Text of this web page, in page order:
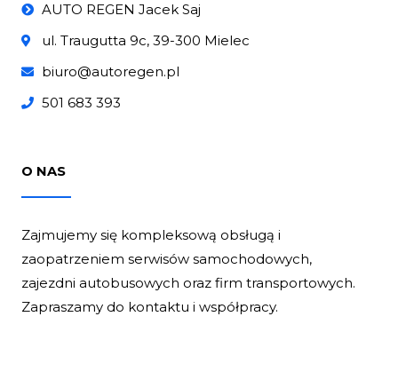
AUTO REGEN Jacek Saj
ul. Traugutta 9c, 39-300 Mielec
biuro@autoregen.pl
501 683 393
O NAS
Zajmujemy się kompleksową obsługą i
zaopatrzeniem serwisów samochodowych,
zajezdni autobusowych oraz firm transportowych.
Zapraszamy do kontaktu i współpracy.